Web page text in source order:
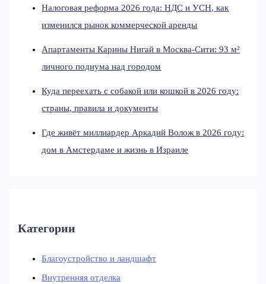
Налоговая реформа 2026 года: НДС и УСН, как
изменился рынок коммерческой аренды
Апартаменты Карины Нигай в Москва-Сити: 93 м²
личного подиума над городом
Куда переехать с собакой или кошкой в 2026 году:
страны, правила и документы
Где живёт миллиардер Аркадий Волож в 2026 году:
дом в Амстердаме и жизнь в Израиле
Категории
Благоустройство и ландшафт
Внутренняя отделка